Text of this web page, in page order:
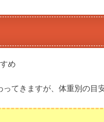
てきますが、体重別の目